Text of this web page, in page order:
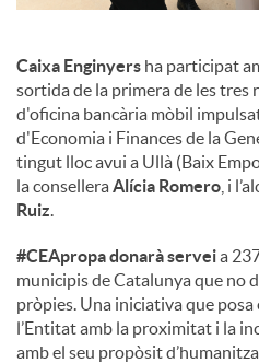
n
g
u
t
s
Caixa Enginyers ha participat
sortida de la primera de les tres
d'oficina bancària mòbil
d'Economia i Finances de la
tingut lloc avui a Ullà (Baix
la conselleraAlícia Romero , i
Ruiz.
#CEApropa donarà serveia
municipis de Catalunya que no
pròpies. Una iniciativa que
l’Entitat amb la proximitat i la
amb el seu propòsit